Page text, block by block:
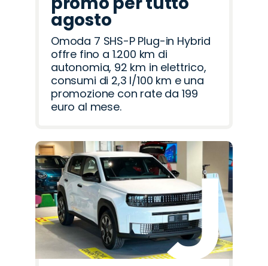
agosto
Omoda 7 SHS-P Plug-in Hybrid
offre fino a 1.200 km di
autonomia, 92 km in elettrico,
consumi di 2,3 l/100 km e una
promozione con rate da 199
euro al mese.